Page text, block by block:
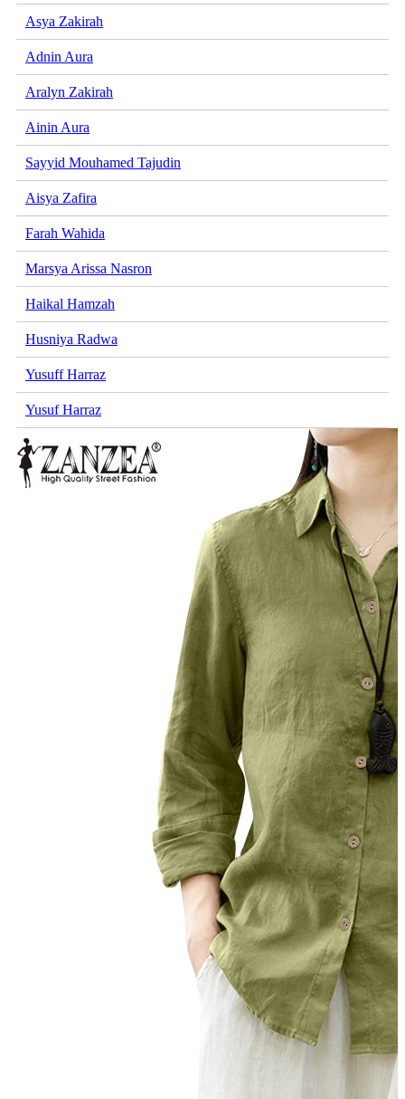
Asya Zakirah
Adnin Aura
Aralyn Zakirah
Ainin Aura
Sayyid Mouhamed Tajudin
Aisya Zafira
Farah Wahida
Marsya Arissa Nasron
Haikal Hamzah
Husniya Radwa
Yusuff Harraz
Yusuf Harraz